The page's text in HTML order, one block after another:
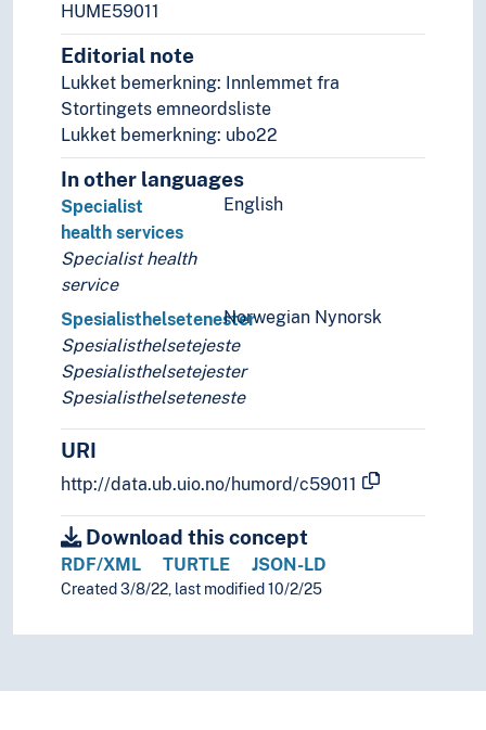
HUME59011
Editorial note
Lukket bemerkning: Innlemmet fra
Stortingets emneordsliste
Lukket bemerkning: ubo22
In other languages
English
Specialist
health services
Specialist health
service
Norwegian Nynorsk
Spesialisthelsetenester
Spesialisthelsetejeste
Spesialisthelsetejester
Spesialisthelseteneste
URI
http://data.ub.uio.no/humord/c59011
Download this concept
RDF/XML TURTLE JSON-LD
Created 3/8/22, last modified 10/2/25